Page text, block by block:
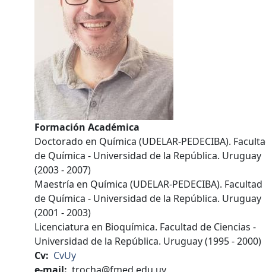
Formación Académica
Doctorado en Química (UDELAR-PEDECIBA).
de Química - Universidad de la República. Uruguay
(2003 - 2007)
Maestría en Química (UDELAR-PEDECIBA). Facultad
de Química - Universidad de la República. Uruguay
(2001 - 2003)
Licenciatura en Bioquímica. Facultad de Ciencias -
Universidad de la República. Uruguay (1995 - 2000)
Cv
CvUy